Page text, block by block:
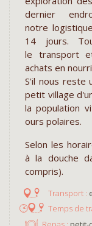
dernier
notre
14 jours.
le transport
achats en
S'il nous reste
petit village
la population
ours polaires.
Selon les
à la douche
compris).